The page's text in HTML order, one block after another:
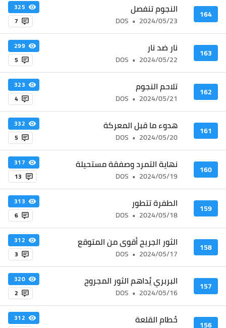
164 النجوم تنفصل
2024/05/23
•
DOS
325
7
163 نار ضد نار
2024/05/22
•
DOS
299
5
162 تلاحم النجوم
2024/05/21
•
DOS
323
4
161 هدوء ما قبل المعركة
2024/05/20
•
DOS
332
5
160 نهاية التمرد وصفقة مستحيلة
2024/05/19
•
DOS
317
13
159 الطفرة تتطور
2024/05/18
•
DOS
313
6
158 الثور الجريح أقوى من المتوقع
2024/05/17
•
DOS
312
3
157 البربري يُداهم الثور المجروح
2024/05/16
•
DOS
320
2
156 حُطام القلعة
312